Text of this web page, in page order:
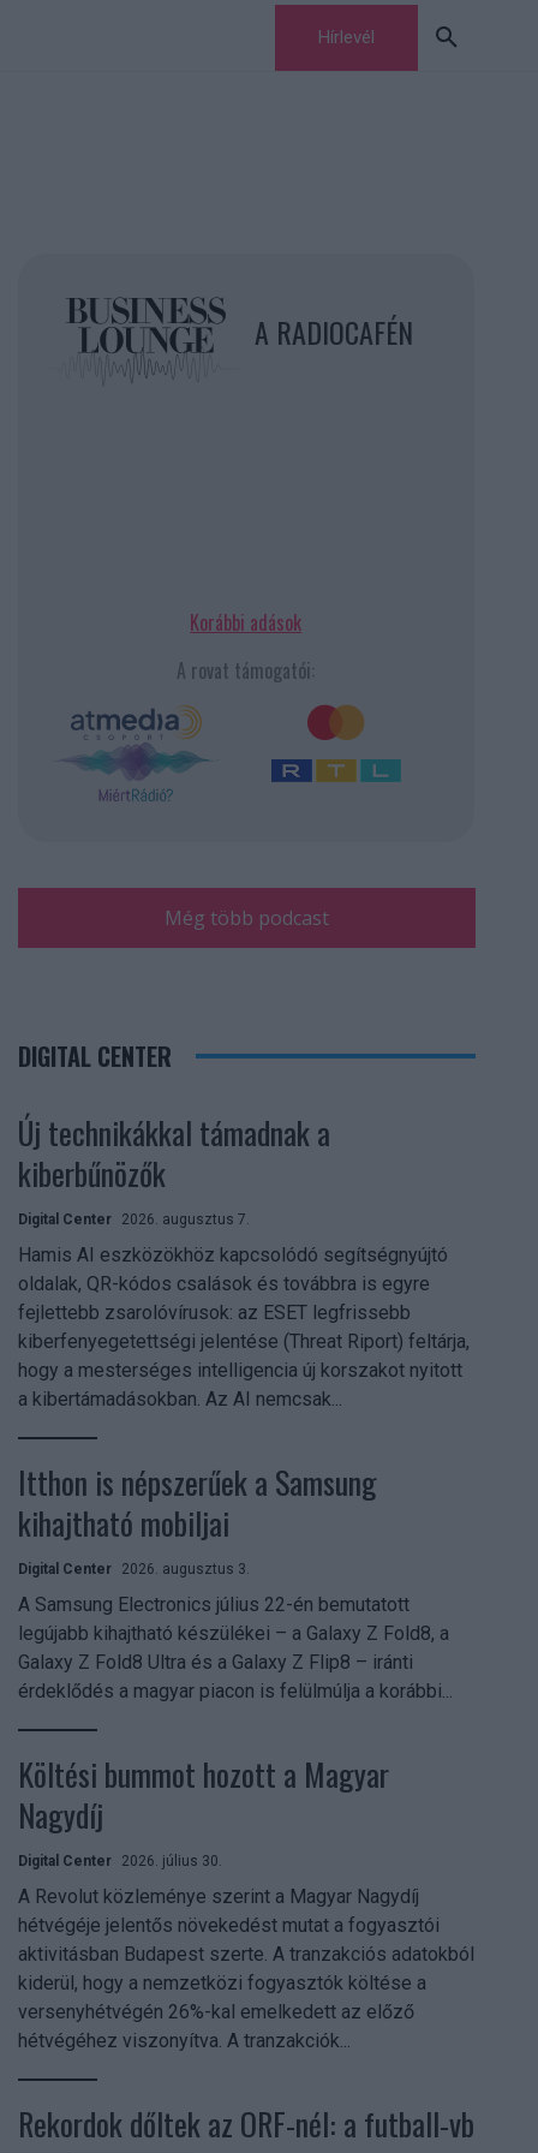
Hírlevél
A RADIOCAFÉN
Korábbi adások
A rovat támogatói:
Még több podcast
DIGITAL CENTER
Új technikákkal támadnak a
kiberbűnözők
Digital Center 2026. augusztus 7.
Hamis AI eszközökhöz kapcsolódó segítségnyújtó
oldalak, QR-kódos csalások és továbbra is egyre
fejlettebb zsarolóvírusok: az ESET legfrissebb
kiberfenyegetettségi jelentése (Threat Riport) feltárja,
hogy a mesterséges intelligencia új korszakot nyitott
a kibertámadásokban. Az AI nemcsak...
Itthon is népszerűek a Samsung
kihajtható mobiljai
Digital Center 2026. augusztus 3.
A Samsung Electronics július 22-én bemutatott
legújabb kihajtható készülékei – a Galaxy Z Fold8, a
Galaxy Z Fold8 Ultra és a Galaxy Z Flip8 – iránti
érdeklődés a magyar piacon is felülmúlja a korábbi...
Költési bummot hozott a Magyar
Nagydíj
Digital Center 2026. július 30.
A Revolut közleménye szerint a Magyar Nagydíj
hétvégéje jelentős növekedést mutat a fogyasztói
aktivitásban Budapest szerte. A tranzakciós adatokból
kiderül, hogy a nemzetközi fogyasztók költése a
versenyhétvégén 26%-kal emelkedett az előző
hétvégéhez viszonyítva. A tranzakciók...
Rekordok dőltek az ORF-nél: a futball-vb